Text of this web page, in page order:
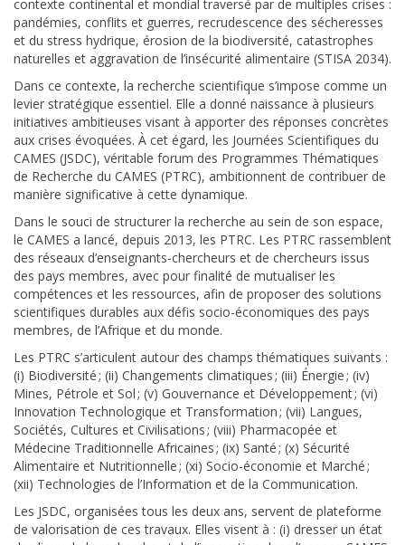
contexte continental et mondial traversé par de multiples crises :
pandémies, conflits et guerres, recrudescence des sécheresses
et du stress hydrique, érosion de la biodiversité, catastrophes
naturelles et aggravation de l’insécurité alimentaire (STISA 2034).
Dans ce contexte, la recherche scientifique s’impose comme un
levier stratégique essentiel. Elle a donné naissance à plusieurs
initiatives ambitieuses visant à apporter des réponses concrètes
aux crises évoquées. À cet égard, les Journées Scientifiques du
CAMES (JSDC), véritable forum des Programmes Thématiques
de Recherche du CAMES (PTRC), ambitionnent de contribuer de
manière significative à cette dynamique.
Dans le souci de structurer la recherche au sein de son espace,
le CAMES a lancé, depuis 2013, les PTRC. Les PTRC rassemblent
des réseaux d’enseignants-chercheurs et de chercheurs issus
des pays membres, avec pour finalité de mutualiser les
compétences et les ressources, afin de proposer des solutions
scientifiques durables aux défis socio-économiques des pays
membres, de l’Afrique et du monde.
Les PTRC s’articulent autour des champs thématiques suivants :
(i) Biodiversité ; (ii) Changements climatiques ; (iii) Énergie ; (iv)
Mines, Pétrole et Sol ; (v) Gouvernance et Développement ; (vi)
Innovation Technologique et Transformation ; (vii) Langues,
Sociétés, Cultures et Civilisations ; (viii) Pharmacopée et
Médecine Traditionnelle Africaines ; (ix) Santé ; (x) Sécurité
Alimentaire et Nutritionnelle ; (xi) Socio-économie et Marché ;
(xii) Technologies de l’Information et de la Communication.
Les JSDC, organisées tous les deux ans, servent de plateforme
de valorisation de ces travaux. Elles visent à : (i) dresser un état